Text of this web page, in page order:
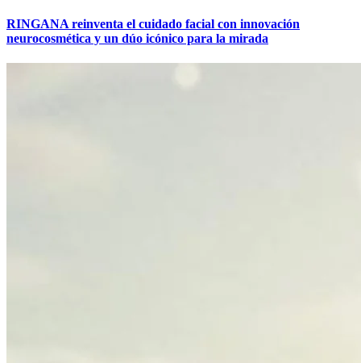
RINGANA reinventa el cuidado facial con innovación
neurocosmética y un dúo icónico para la mirada